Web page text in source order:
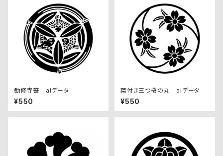
勧修寺笹 aiデータ
¥550
葉付き三つ桜の丸 aiデータ
¥550